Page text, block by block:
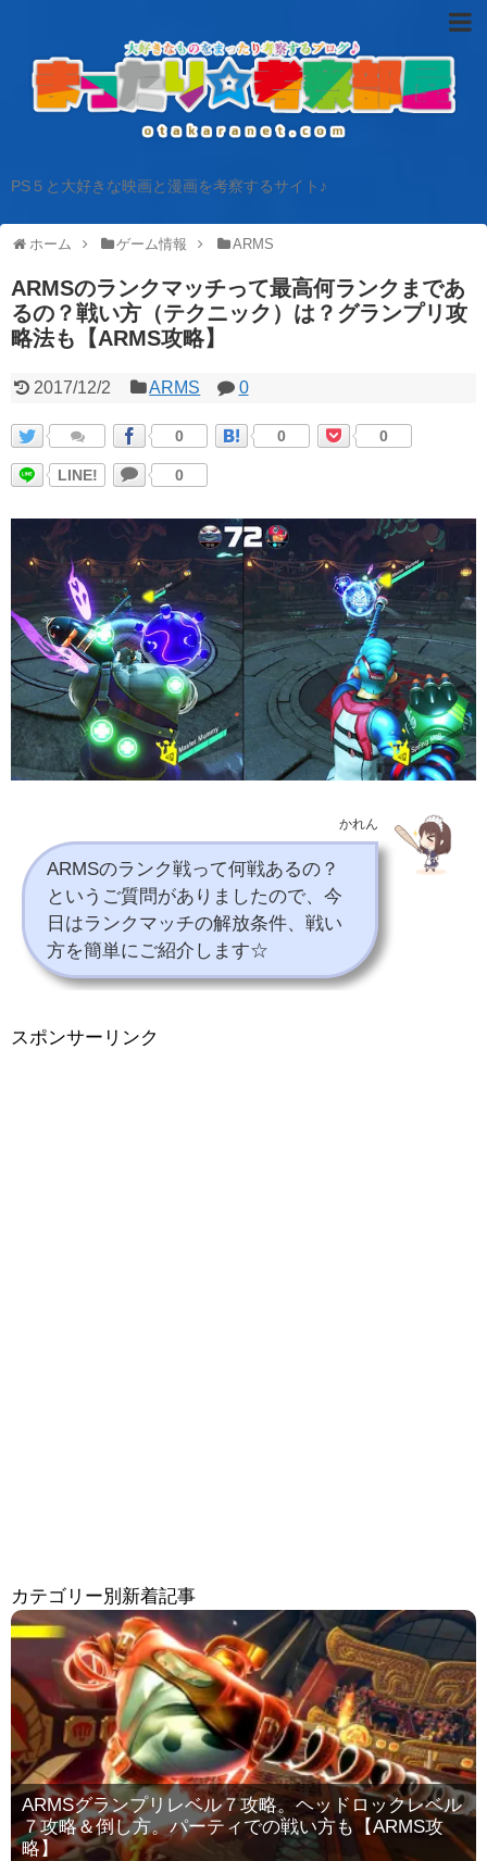
PS５と大好きな映画と漫画を考察するサイト♪
ホーム ゲーム情報 ARMS
ARMSのランクマッチって最高何ランクまであ
るの？戦い方（テクニック）は？グランプリ攻
略法も【ARMS攻略】
2017/12/2 ARMS 0
0 0 0
LINE! 0
かれん
ARMSのランク戦って何戦あるの？
というご質問がありましたので、今
日はランクマッチの解放条件、戦い
方を簡単にご紹介します☆
スポンサーリンク
カテゴリー別新着記事
ARMSグランプリレベル７攻略。ヘッドロックレベル
７攻略＆倒し方。パーティでの戦い方も【ARMS攻
略】